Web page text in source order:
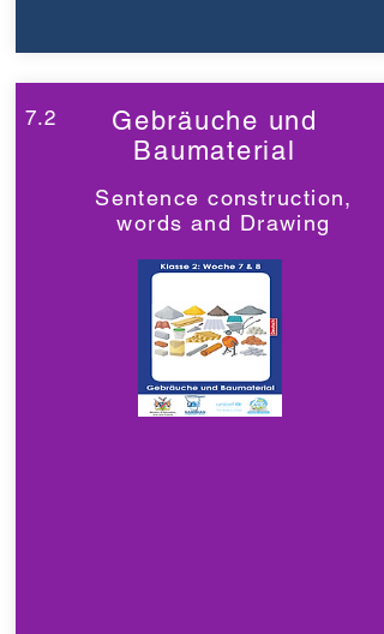
7.2
Gebräuche und
Baumaterial
Sentence construction,
words and Drawing